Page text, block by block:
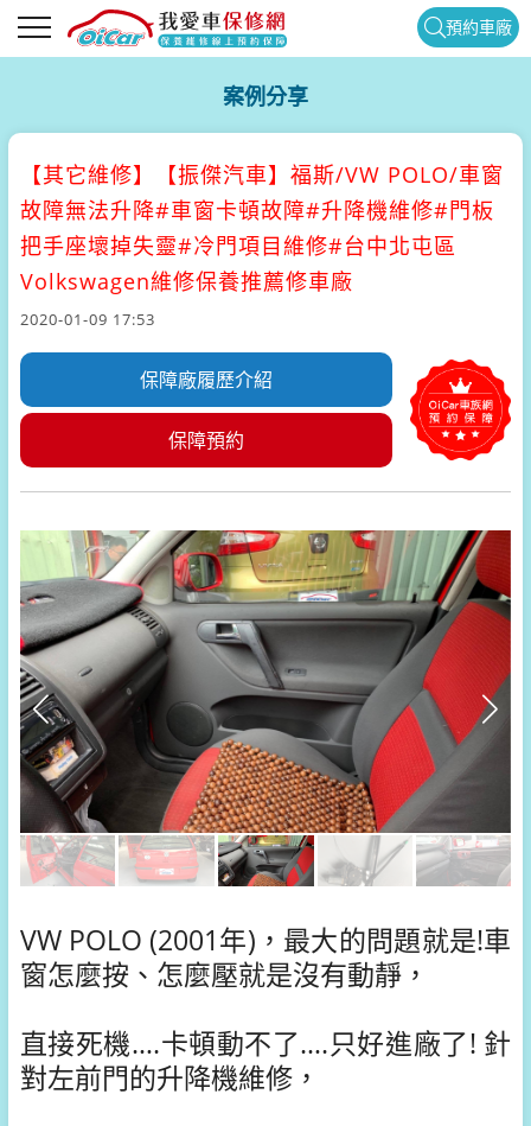
預約車廠
案例分享
【其它維修】
【振傑汽車】福斯/VW POLO/車窗
故障無法升降#車窗卡頓故障#升降機維修#門板
把手座壞掉失靈#冷門項目維修#台中北屯區
Volkswagen維修保養推薦修車廠
2020-01-09 17:53
保障廠履歷介紹
保障預約
VW POLO (2001年)，最大的問題就是!車
窗怎麼按、怎麼壓就是沒有動靜，
直接死機….卡頓動不了….只好進廠了! 針
對左前門的升降機維修，